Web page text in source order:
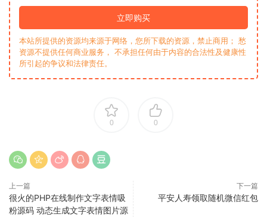
立即购买
本站所提供的资源均来源于网络，您所下载的资源，禁止商用； 愁
资源不提供任何商业服务， 不承担任何由于内容的合法性及健康性
所引起的争议和法律责任。
0 0
上一篇
很火的PHP在线制作文字表情吸
粉源码 动态生成文字表情图片源
下一篇
平安人寿领取随机微信红包